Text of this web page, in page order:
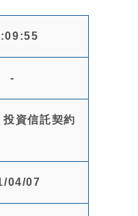
-
資信託契約
04/07